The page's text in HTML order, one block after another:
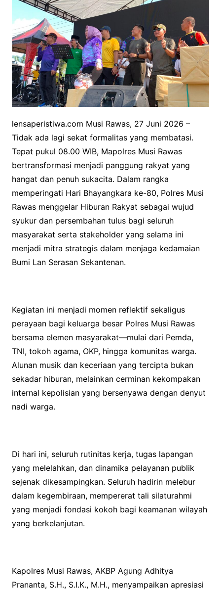
lensaperistiwa.com Musi Rawas, 27 Juni 2026 –
Tidak ada lagi sekat formalitas yang membatasi.
Tepat pukul 08.00 WIB, Mapolres Musi Rawas
bertransformasi menjadi panggung rakyat yang
hangat dan penuh sukacita. Dalam rangka
memperingati Hari Bhayangkara ke-80, Polres Musi
Rawas menggelar Hiburan Rakyat sebagai wujud
syukur dan persembahan tulus bagi seluruh
masyarakat serta stakeholder yang selama ini
menjadi mitra strategis dalam menjaga kedamaian
Bumi Lan Serasan Sekantenan.
Kegiatan ini menjadi momen reflektif sekaligus
perayaan bagi keluarga besar Polres Musi Rawas
bersama elemen masyarakat—mulai dari Pemda,
TNI, tokoh agama, OKP, hingga komunitas warga.
Alunan musik dan keceriaan yang tercipta bukan
sekadar hiburan, melainkan cerminan kekompakan
internal kepolisian yang bersenyawa dengan denyut
nadi warga.
Di hari ini, seluruh rutinitas kerja, tugas lapangan
yang melelahkan, dan dinamika pelayanan publik
sejenak dikesampingkan. Seluruh hadirin melebur
dalam kegembiraan, mempererat tali silaturahmi
yang menjadi fondasi kokoh bagi keamanan wilayah
yang berkelanjutan.
Kapolres Musi Rawas, AKBP Agung Adhitya
Prananta, S.H., S.I.K., M.H., menyampaikan apresiasi